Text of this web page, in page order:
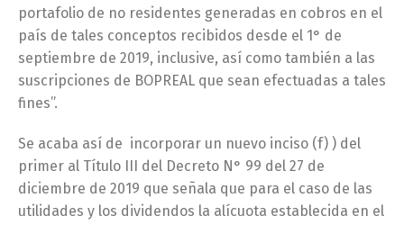
portafolio de no residentes generadas en cobros en el
país de tales conceptos recibidos desde el 1° de
septiembre de 2019, inclusive, así como también a las
suscripciones de BOPREAL que sean efectuadas a tales
fines”.
Se acaba así de incorporar un nuevo inciso (f) ) del
primer al Título III del Decreto N° 99 del 27 de
diciembre de 2019 que señala que para el caso de las
utilidades y los dividendos la alícuota establecida en el